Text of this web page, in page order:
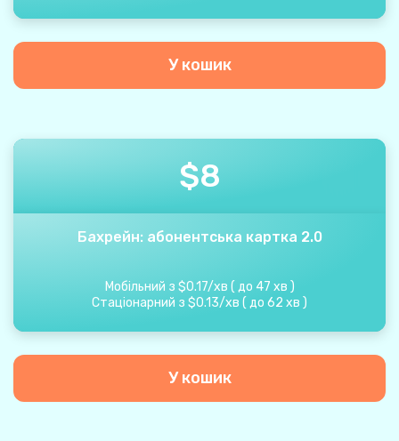
У кошик
$8
Бахрейн: абонентська картка 2.0
Мобільний з $0.17/хв ( до 47 хв )
Стаціонарний з $0.13/хв ( до 62 хв )
У кошик